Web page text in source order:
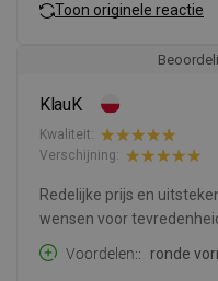
Toon originele reactie
KlauK
Kwaliteit:
Verschijning:
Redelijke prijs en
wensen voor
Voordelen:
ronde